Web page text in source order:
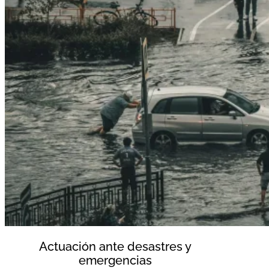
Actuación ante desastres y
emergencias